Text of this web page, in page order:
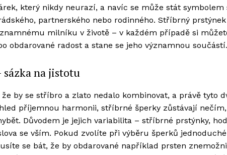
který nikdy neurazí, a navíc se může stát symbolem
partnerského nebo rodinného. Stříbrný
milníku v životě – v každém případě si
obdarované radost a stane se jeho významnou součástí.
na jistotu
by se stříbro a zlato nedalo kombinovat, a právě tyto
příjemnou harmonii, stříbrné šperky zůstávají
Důvodem je jejich variabilita – stříbrné prstýnky,
se vším. Pokud zvolíte při výběru šperků
se bát, že by obdarované například prsten